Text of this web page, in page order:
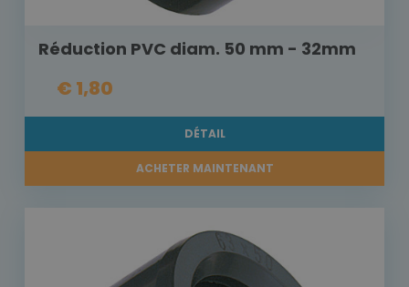
Réduction PVC diam. 50 mm - 32mm
€ 1,80
DÉTAIL
ACHETER MAINTENANT